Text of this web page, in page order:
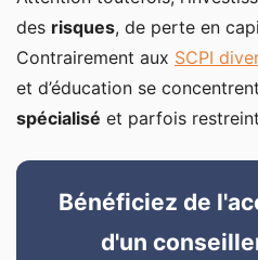
des risques, de perte en
Contrairement aux SCPI
et d’éducation se
spécialisé et parfois
Bénéficiez de
d'un